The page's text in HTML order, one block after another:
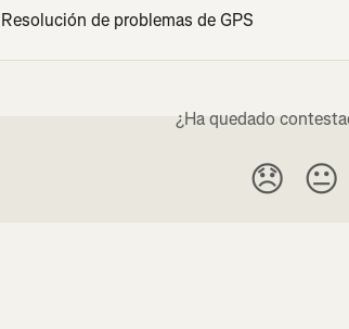
Resolución de problemas de GPS
¿Ha quedado
😞 😐